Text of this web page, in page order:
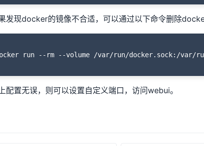
发现docker的镜像不合适，可以通过以下命令删除
配置无误，则可以设置自定义端口，访问webui。